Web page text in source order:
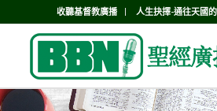
收聽基督教廣播 人生抉擇-通往天國